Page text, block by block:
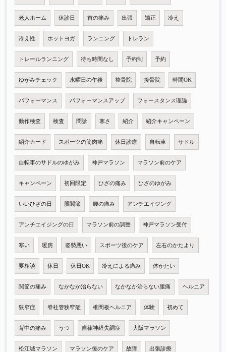
老人ホーム 休診日 首の痛み 出張 矯正 冷え
冷え性 ホットヨガ ランニング トレラン
トレールランニング 待ち時間なし 予約制 予約
ゆがみチェック 水曜日の午後 整骨院 接骨院 時間OK
パフォーマンス パフォーマンスアップ フォースタンス理論
動作検査 検査 問診 寒さ 紹介 紹介キャンペーン
紹介カード スポーツの筋肉痛 休日診療 自転車 サドル
自転車のサドルのゆがみ 神戸マラソン マラソン前のケア
キャンペーン 初回限定 ひざの痛み ひざのゆがみ
いいひざの日 股関節 腰の痛み アンチエイジング
アンチエイジングの日 マラソン前の調整 神戸マラソン受付
寒い 暖房 姿勢悪い スポーツ後のケア 左右のかたより
要相談 休日 休日OK 冷えによる痛み 体かたい
関節の痛み なかなか治らない なかなか治らない腰痛 ヘルニア
狭窄症 脊柱管狭窄症 椎間板ヘルニア 体験 初めて
背中の痛み うつ 自律神経失調症 大阪マラソン
松江城マラソン マラソン後のケア 故障 出張診療